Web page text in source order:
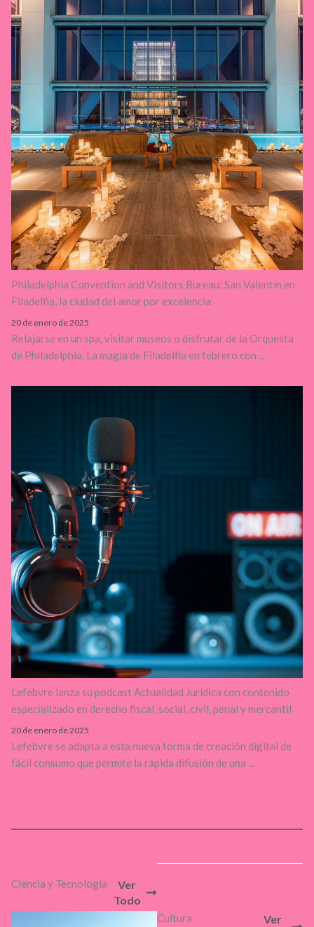
Philadelphia Convention and Visitors Bureau: San Valentín en
Filadelfia, la ciudad del amor por excelencia
20 de enero de 2025
Relajarse en un spa, visitar museos o disfrutar de la Orquesta
de Philadelphia, La magia de Filadelfia en febrero con ...
Lefebvre lanza su podcast Actualidad Jurídica con contenido
especializado en derecho fiscal, social, civil, penal y mercantil
20 de enero de 2025
Lefebvre se adapta a esta nueva forma de creación digital de
fácil consumo que permite la rápida difusión de una ...
Ciencia y Tecnología
Ver
Todo
Cultura
Ver